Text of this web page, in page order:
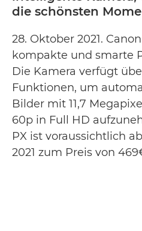
die schönsten
28. Oktober 2021.
kompakte und smarte
Die Kamera verfügt
Funktionen, um
Bilder mit 11,7
60p in Full HD
PX ist voraussichtlich
2021 zum Preis von